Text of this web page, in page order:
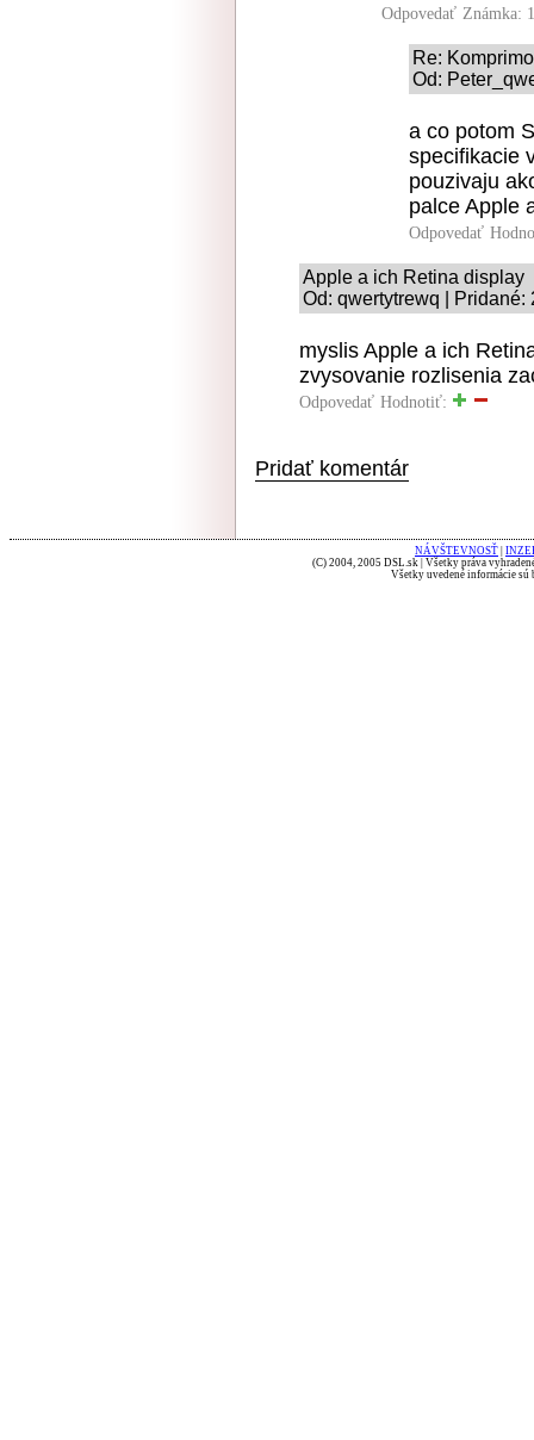
Odpovedať Známka:
Re:
Od:
a co potom
specifikacie
pouzivaju
palce Apple
Odpovedať
Apple a ich Retina display
Od: qwertytrewq | Pridané:
myslis Apple a ich
zvysovanie rozlisenia
Odpovedať Hodnotiť:
Pridať komentár
NÁVŠTEVNOSŤ
(C) 2004, 2005 DSL.sk | Všetky práva
Všetky uvedené informácie sú